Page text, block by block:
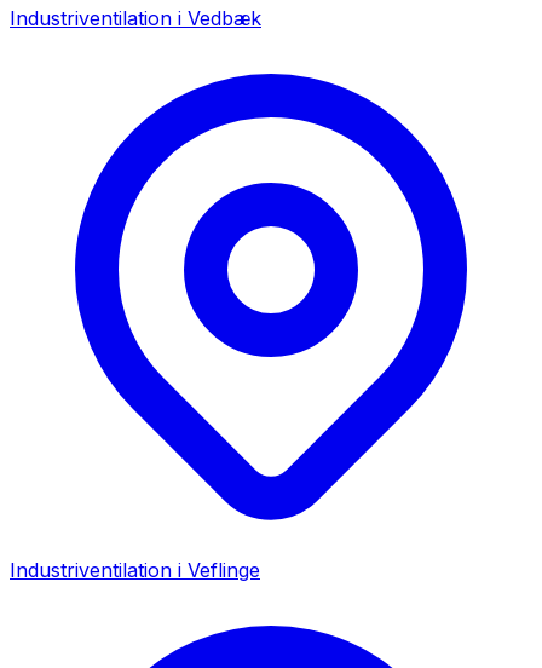
Industriventilation i Vedbæk
Industriventilation i Veflinge